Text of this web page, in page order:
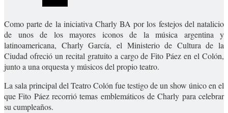
Como parte de la iniciativa Charly BA por los festejos del natalicio
de unos de los mayores iconos de la música argentina y
latinoamericana, Charly García, el Ministerio de Cultura de la
Ciudad ofreció un recital gratuito a cargo de Fito Páez en el Colón,
junto a una orquesta y músicos del propio teatro.
La sala principal del Teatro Colón fue testigo de un show único en el
que Fito Páez recorrió temas emblemáticos de Charly para celebrar
su cumpleaños.